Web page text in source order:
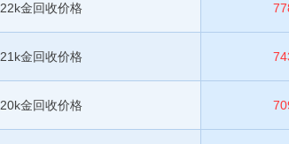
22k金回收价格
21k金回收价格
20k金回收价格